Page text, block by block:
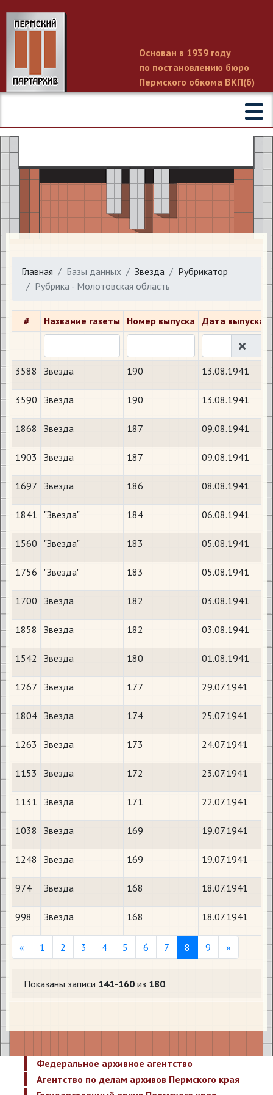
Основан в 1939 году
по постановлению бюро
Пермского обкома ВКП(б)
Главная Базы данных Звезда
Рубрикатор
Рубрика - Молотовская область
# Название газеты Номер выпуска Дата выпуска
3588 Звезда 190 13.08.1941
3590 Звезда 190 13.08.1941
1868 Звезда 187 09.08.1941
1903 Звезда 187 09.08.1941
1697 Звезда 186 08.08.1941
1841 "Звезда" 184 06.08.1941
1560 "Звезда" 183 05.08.1941
1756 "Звезда" 183 05.08.1941
1700 Звезда 182 03.08.1941
1858 Звезда 182 03.08.1941
1542 Звезда 180 01.08.1941
1267 Звезда 177 29.07.1941
1804 Звезда 174 25.07.1941
1263 Звезда 173 24.07.1941
1153 Звезда 172 23.07.1941
1131 Звезда 171 22.07.1941
1038 Звезда 169 19.07.1941
1248 Звезда 169 19.07.1941
974 Звезда 168 18.07.1941
998 Звезда 168 18.07.1941
« Previous
1 2 3 4 5 6 7 8 9 »
Показаны записи 141-160 из 180.
Федеральное архивное агентство
Агентство по делам архивов Пермского края